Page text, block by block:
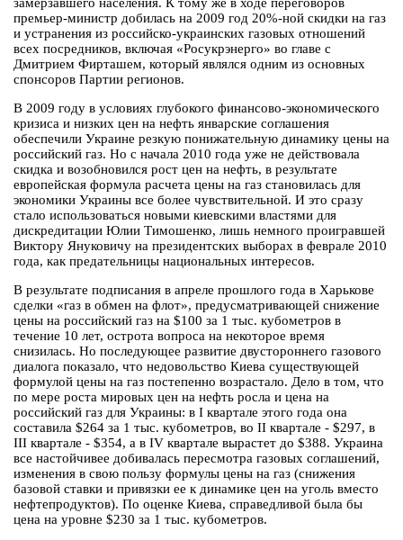
премьер-министр добилась на 2009 год 20%-ной скидки на газ
и устранения из российско-украинских газовых отношений
всех посредников, включая «Росукрэнерго» во главе с
Дмитрием Фирташем, который являлся одним из основных
спонсоров Партии регионов.
В 2009 году в условиях глубокого финансово-экономического
кризиса и низких цен на нефть январские соглашения
обеспечили Украине резкую понижательную динамику цены на
российский газ. Но с начала 2010 года уже не действовала
скидка и возобновился рост цен на нефть, в результате
европейская формула расчета цены на газ становилась для
экономики Украины все более чувствительной. И это сразу
стало использоваться новыми киевскими властями для
дискредитации Юлии Тимошенко, лишь немного проигравшей
Виктору Януковичу на президентских выборах в феврале 2010
года, как предательницы национальных интересов.
В результате подписания в апреле прошлого года в Харькове
сделки «газ в обмен на флот», предусматривающей снижение
цены на российский газ на $100 за 1 тыс. кубометров в
течение 10 лет, острота вопроса на некоторое время
снизилась. Но последующее развитие двустороннего газового
диалога показало, что недовольство Киева существующей
формулой цены на газ постепенно возрастало. Дело в том, что
по мере роста мировых цен на нефть росла и цена на
российский газ для Украины: в I квартале этого года она
составила $264 за 1 тыс. кубометров, во II квартале - $297, в
III квартале - $354, а в IV квартале вырастет до $388. Украина
все настойчивее добивалась пересмотра газовых соглашений,
изменения в свою пользу формулы цены на газ (снижения
базовой ставки и привязки ее к динамике цен на уголь вместо
нефтепродуктов). По оценке Киева, справедливой была бы
цена на уровне $230 за 1 тыс. кубометров.